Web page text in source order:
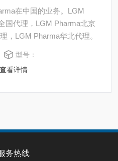
在中国的业务。LGM
国代理，LGM Pharma北京
，LGM Pharma华北代理。
型号：
查看详情
务热线